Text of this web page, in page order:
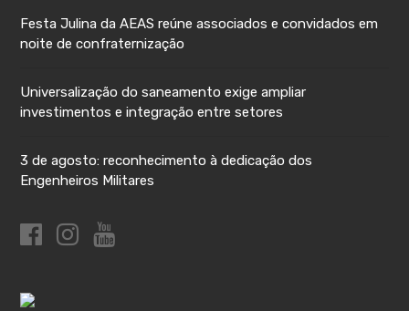
Festa Julina da AEAS reúne associados e convidados em
noite de confraternização
Universalização do saneamento exige ampliar
investimentos e integração entre setores
3 de agosto: reconhecimento à dedicação dos
Engenheiros Militares